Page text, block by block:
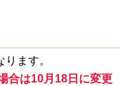
ます。
合は10月18日に変更